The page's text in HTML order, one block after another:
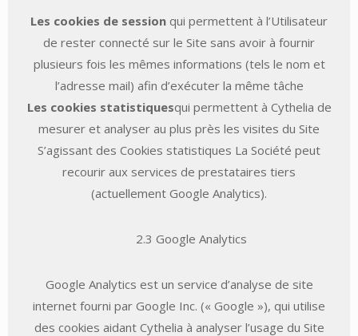
Les cookies de session qui permettent à l’Utilisateur
de rester connecté sur le Site sans avoir à fournir
plusieurs fois les mêmes informations (tels le nom et
l’adresse mail) afin d’exécuter la même tâche
Les cookies statistiquesqui permettent à Cythelia de
mesurer et analyser au plus près les visites du Site
S’agissant des Cookies statistiques La Société peut
recourir aux services de prestataires tiers
(actuellement Google Analytics).
2.3 Google Analytics
Google Analytics est un service d’analyse de site
internet fourni par Google Inc. (« Google »), qui utilise
des cookies aidant Cythelia à analyser l’usage du Site